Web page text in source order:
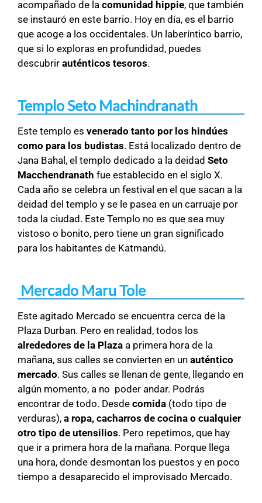
acompañado de la comunidad hippie, que también
se instauró en este barrio. Hoy en día, es el barrio
que acoge a los occidentales. Un laberíntico barrio,
que si lo exploras en profundidad, puedes
descubrir auténticos tesoros.
Templo Seto Machindranath
Este templo es venerado tanto por los hindúes
como para los budistas. Está localizado dentro de
Jana Bahal, el templo dedicado a la deidad Seto
Macchendranath fue establecido en el siglo X.
Cada año se celebra un festival en el que sacan a la
deidad del templo y se le pasea en un carruaje por
toda la ciudad. Este Templo no es que sea muy
vistoso o bonito, pero tiene un gran significado
para los habitantes de Katmandú.
Mercado Maru Tole
Este agitado Mercado se encuentra cerca de la
Plaza Durban. Pero en realidad, todos los
alrededores de la Plaza a primera hora de la
mañana, sus calles se convierten en un auténtico
mercado. Sus calles se llenan de gente, llegando en
algún momento, a no poder andar. Podrás
encontrar de todo. Desde comida (todo tipo de
verduras), a ropa, cacharros de cocina o cualquier
otro tipo de utensilios. Pero repetimos, que hay
que ir a primera hora de la mañana. Porque llega
una hora, donde desmontan los puestos y en poco
tiempo a desaparecido el improvisado Mercado.